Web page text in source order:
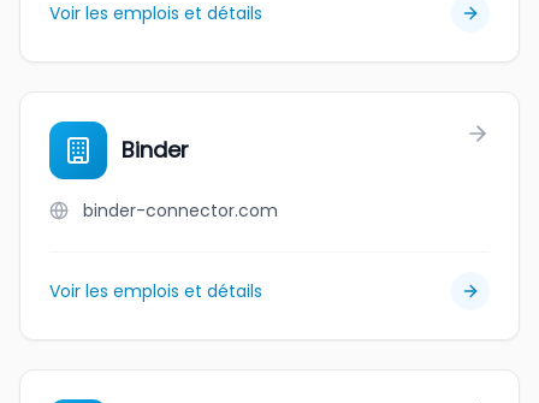
Voir les emplois et détails
Binder
binder-connector.com
Voir les emplois et détails